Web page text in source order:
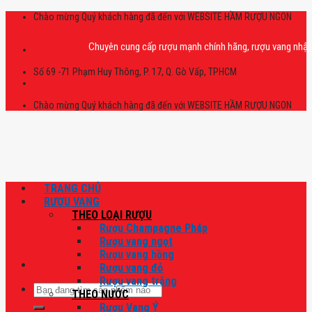
Skip
Chào mừng Quý khách hàng đã đến với WEBSITE HẦM RƯỢU NGON
Chuyên cung cấp rượu mạnh chính hãng, rượu vang nhập
Số 69 -71 Phạm Huy Thông, P. 17, Q. Gò Vấp, TPHCM
Chào mừng Quý khách hàng đã đến với WEBSITE HẦM RƯỢU NGON
Tìm
kiếm:
TRANG CHỦ
RƯỢU VANG
THEO LOẠI RƯỢU
Rượu Champagne Pháp
Rượu vang ngọt
Rượu vang hồng
Rượu vang đỏ
Rượu vang trắng
THEO NƯỚC
Rượu Vang Ý